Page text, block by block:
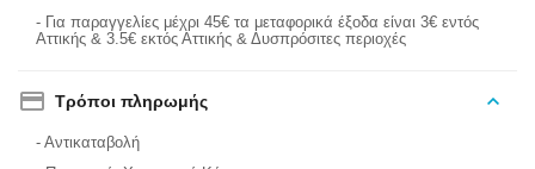
- Για παραγγελίες μέχρι 45€ τα μεταφορικά έξοδα είναι 3€ εντός
Αττικής & 3.5€ εκτός Αττικής & Δυσπρόσιτες περιοχές
Τρόποι πληρωμής
- Αντικαταβολή